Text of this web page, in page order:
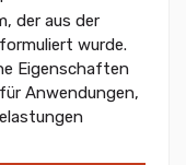
der aus der
wurde.
Eigenschaften
Anwendungen,